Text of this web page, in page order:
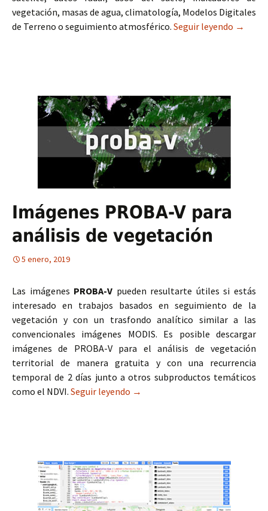
vegetación, masas de agua, climatología, Modelos Digitales
de Terreno o seguimiento atmosférico. Seguir leyendo →
Imágenes PROBA-V para
análisis de vegetación
5 enero, 2019
Las imágenes PROBA-V pueden resultarte útiles si estás
interesado en trabajos basados en seguimiento de la
vegetación y con un trasfondo analítico similar a las
convencionales imágenes MODIS. Es posible descargar
imágenes de PROBA-V para el análisis de vegetación
territorial de manera gratuita y con una recurrencia
temporal de 2 días junto a otros subproductos temáticos
como el NDVI. Seguir leyendo Imágenes PROBA-V para
→